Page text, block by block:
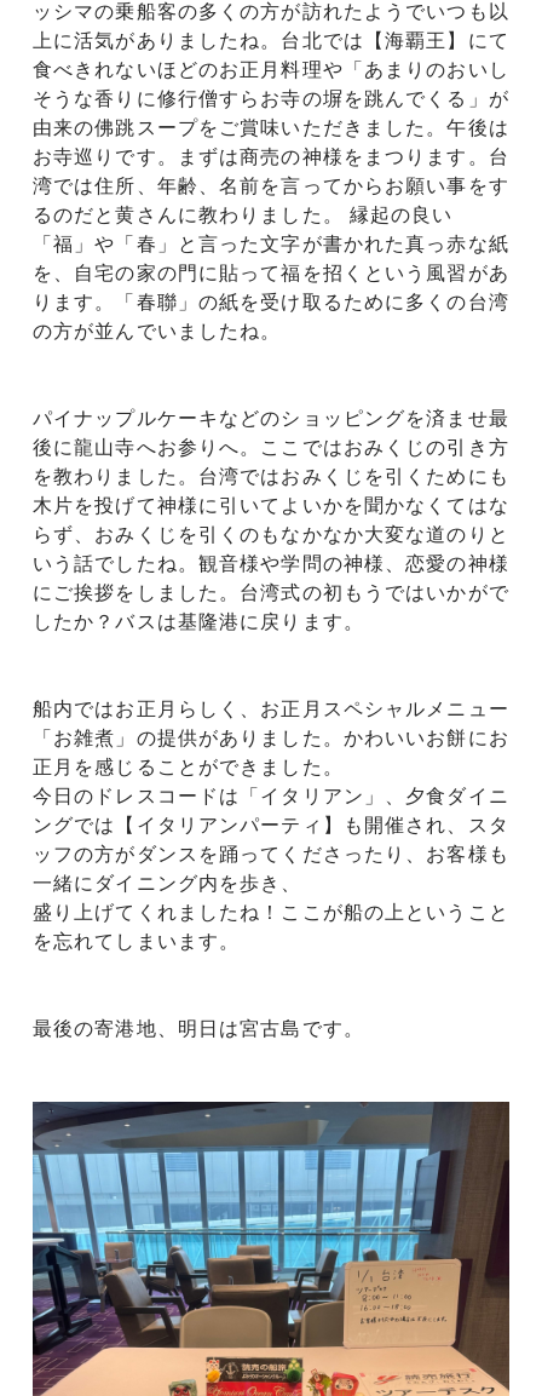
ッシマの乗船客の多くの方が訪れたようでいつも以
上に活気がありましたね。台北では【海覇王】にて
食べきれないほどのお正月料理や「あまりのおいし
そうな香りに修行僧すらお寺の塀を跳んでくる」が
由来の佛跳スープをご賞味いただきました。午後は
お寺巡りです。まずは商売の神様をまつります。台
湾では住所、年齢、名前を言ってからお願い事をす
るのだと黄さんに教わりました。 縁起の良い
「福」や「春」と言った文字が書かれた真っ赤な紙
を、自宅の家の門に貼って福を招くという風習があ
ります。「春聯」の紙を受け取るために多くの台湾
の方が並んでいましたね。
パイナップルケーキなどのショッピングを済ませ最
後に龍山寺へお参りへ。ここではおみくじの引き方
を教わりました。台湾ではおみくじを引くためにも
木片を投げて神様に引いてよいかを聞かなくてはな
らず、おみくじを引くのもなかなか大変な道のりと
いう話でしたね。観音様や学問の神様、恋愛の神様
にご挨拶をしました。台湾式の初もうではいかがで
したか？バスは基隆港に戻ります。
船内ではお正月らしく、お正月スペシャルメニュー
「お雑煮」の提供がありました。かわいいお餅にお
正月を感じることができました。
今日のドレスコードは「イタリアン」、夕食ダイニ
ングでは【イタリアンパーティ】も開催され、スタ
ッフの方がダンスを踊ってくださったり、お客様も
一緒にダイニング内を歩き、
盛り上げてくれましたね！ここが船の上ということ
を忘れてしまいます。
最後の寄港地、明日は宮古島です。